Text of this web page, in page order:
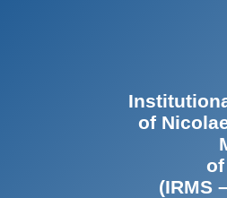
of
(IRMS